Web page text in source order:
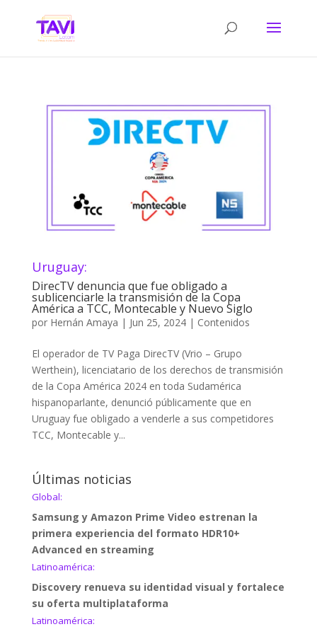
Uruguay:
DirecTV denuncia que fue obligado a
sublicenciarle la transmisión de la Copa
América a TCC, Montecable y Nuevo Siglo
por Hernán Amaya | Jun 25, 2024| Contenidos
El operador de TV Paga DirecTV (Vrio – Grupo
Werthein), licenciatario de los derechos de transmisión
de la Copa América 2024 en toda Sudamérica
hispanoparlante, denunció públicamente que en
Uruguay fue obligado a venderle a sus competidores
TCC, Montecable y...
Últimas noticias
Global:
Samsung y Amazon Prime Video estrenan la
primera experiencia del formato HDR10+
Advanced en streaming
Latinoamérica:
Discovery renueva su identidad visual y fortalece
su oferta multiplataforma
Latinoamérica: